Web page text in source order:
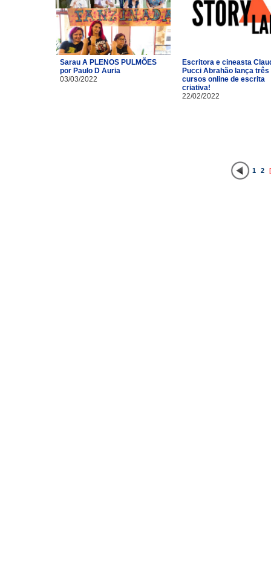
Sarau A PLENOS PULMÕES
por Paulo D Auria
03/03/2022
Escritora e cineasta
Pucci Abrahão lança três
cursos online de escrita
criativa!
22/02/2022
1 2